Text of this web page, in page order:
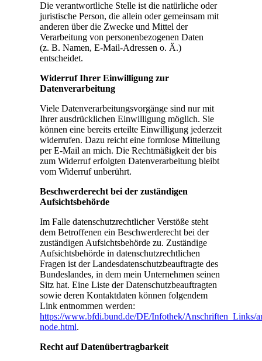
Die verantwortliche Stelle ist die natürliche oder
juristische Person, die allein oder gemeinsam mit
anderen über die Zwecke und Mittel der
Verarbeitung von personenbezogenen Daten
(z. B. Namen, E-Mail-Adressen o. Ä.)
entscheidet.
Widerruf Ihrer Einwilligung zur
Datenverarbeitung
Viele Datenverarbeitungsvorgänge sind nur mit
Ihrer ausdrücklichen Einwilligung möglich. Sie
können eine bereits erteilte Einwilligung jederzeit
widerrufen. Dazu reicht eine formlose Mitteilung
per E-Mail an mich. Die Rechtmäßigkeit der bis
zum Widerruf erfolgten Datenverarbeitung bleibt
vom Widerruf unberührt.
Beschwerderecht bei der zuständigen
Aufsichtsbehörde
Im Falle datenschutzrechtlicher Verstöße steht
dem Betroffenen ein Beschwerderecht bei der
zuständigen Aufsichtsbehörde zu. Zuständige
Aufsichtsbehörde in datenschutzrechtlichen
Fragen ist der Landesdatenschutzbeauftragte des
Bundeslandes, in dem mein Unternehmen seinen
Sitz hat. Eine Liste der Datenschutzbeauftragten
sowie deren Kontaktdaten können folgendem
Link entnommen werden:
https://www.bfdi.bund.de/DE/Infothek/Anschriften_Links/
node.html.
Recht auf Datenübertragbarkeit